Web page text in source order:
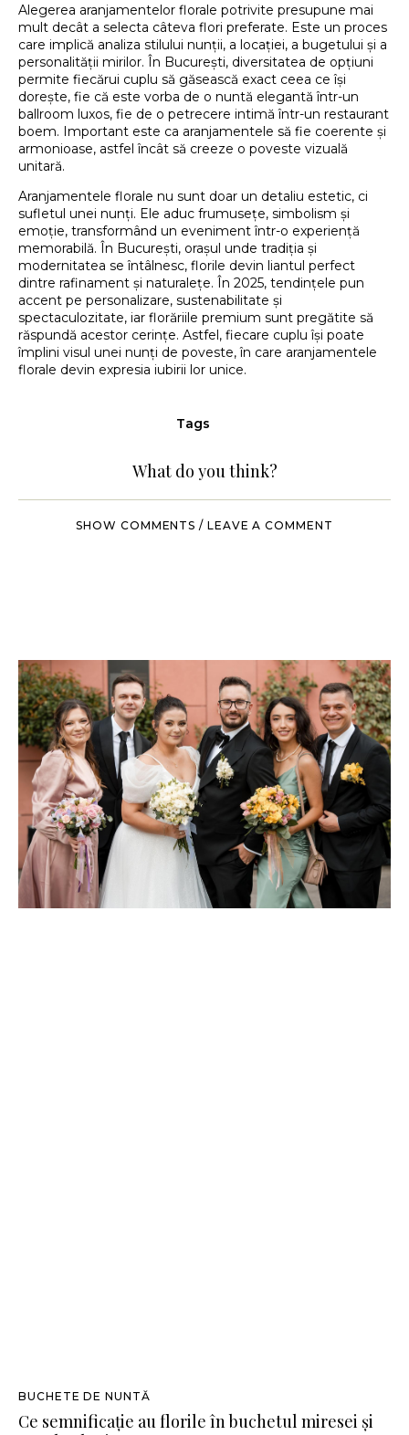
Alegerea aranjamentelor florale potrivite presupune mai
mult decât a selecta câteva flori preferate. Este un proces
care implică analiza stilului nunții, a locației, a bugetului și a
personalității mirilor. În București, diversitatea de opțiuni
permite fiecărui cuplu să găsească exact ceea ce își
dorește, fie că este vorba de o nuntă elegantă într-un
ballroom luxos, fie de o petrecere intimă într-un restaurant
boem. Important este ca aranjamentele să fie coerente și
armonioase, astfel încât să creeze o poveste vizuală
unitară.
Aranjamentele florale nu sunt doar un detaliu estetic, ci
sufletul unei nunți. Ele aduc frumusețe, simbolism și
emoție, transformând un eveniment într-o experiență
memorabilă. În București, orașul unde tradiția și
modernitatea se întâlnesc, florile devin liantul perfect
dintre rafinament și naturalețe. În 2025, tendințele pun
accent pe personalizare, sustenabilitate și
spectaculozitate, iar florăriile premium sunt pregătite să
răspundă acestor cerințe. Astfel, fiecare cuplu își poate
împlini visul unei nunți de poveste, în care aranjamentele
florale devin expresia iubirii lor unice.
Tags
What do you think?
SHOW COMMENTS / LEAVE A COMMENT
BUCHETE DE NUNTĂ
Ce semnificație au florile în buchetul miresei și